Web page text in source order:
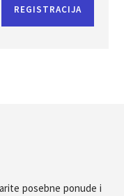
REGISTRACIJA
posebne ponude i